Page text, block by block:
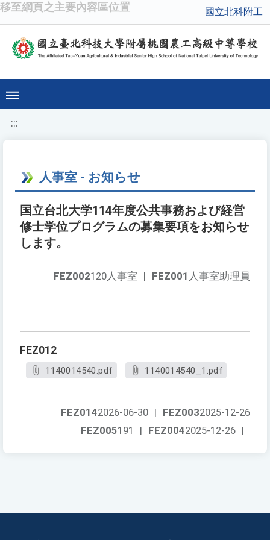
移至網頁之主要內容區位置 國立北科附工
:::
人事室 - お知らせ
国立台北大学114年度公共事務および経営
修士学位プログラムの募集要項をお知らせ
します。
FEZ001 人事室助理員
FEZ002120人事室 |
FEZ012
1140014540.pdf 1140014540_1.pdf
FEZ0032025-12-26
FEZ0142026-06-30 |
FEZ0042025-12-26 |
FEZ005191 |